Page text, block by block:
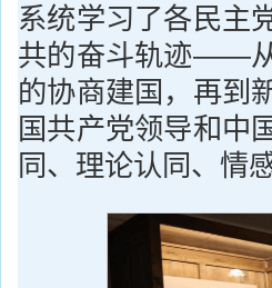
系统学习了各民主
共的奋斗轨迹——
的协商建国，再到
国共产党领导和中
同、理论认同、情